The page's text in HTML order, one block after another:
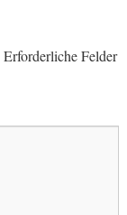
Erforderliche Felder